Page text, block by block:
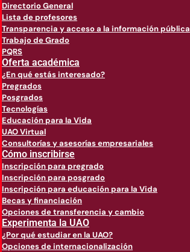
Directorio General
Lista de profesores
Transparencia y acceso a la información pública
Trabajo de Grado
PQRS
Oferta académica
¿En qué estás interesado?
Pregrados
Posgrados
Tecnologías
Educación para la Vida
UAO Virtual
Consultorías y asesorías empresariales
Cómo inscribirse
Inscripción para pregrado
Inscripción para posgrado
Inscripción para educación para la Vida
Becas y financiación
Opciones de transferencia y cambio
Experimenta la UAO
¿Por qué estudiar en la UAO?
Opciones de internacionalización